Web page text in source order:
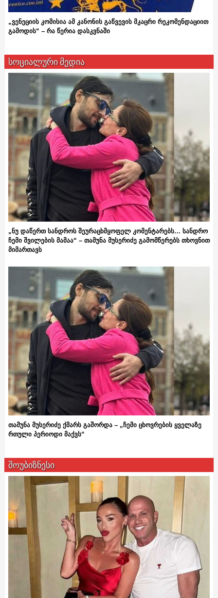
„ვენეციის კომისია ამ კანონის გაწვევის მკაცრი რეკომენდაციით
გამოდის“ – რა წერია დასკვნაში
სოციალური მედია
„ნუ დაწერთ სანდროს შეურაცხმყოფელ კომენტარებს… სანდრო
ჩემი შვილების მამაა“ – თამუნა მუსერიძე გამომწერებს თხოვნით
მიმართავს
თამუნა მუსერიძე ქმარს გაშორდა – „ჩემი ცხოვრების ყველაზე
რთული პერიოდი მაქვს“
შოუბიზნესი